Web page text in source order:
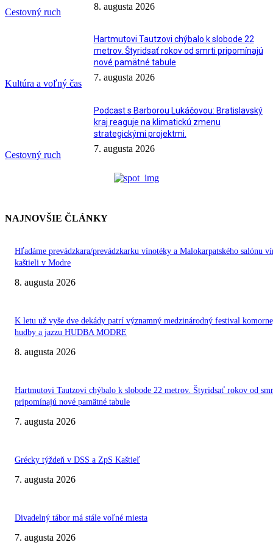
Cestovný ruch
8. augusta 2026
Kultúra a voľný čas
Hartmutovi Tautzovi chýbalo k slobode 22
metrov. Štyridsať rokov od smrti pripomínajú
nové pamätné tabule
7. augusta 2026
Cestovný ruch
Podcast s Barborou Lukáčovou: Bratislavský
kraj reaguje na klimatickú zmenu
strategickými projektmi.
7. augusta 2026
NAJNOVŠIE ČLÁNKY
Hľadáme prevádzkara/prevádzkarku vínotéky a Malokarpatského salónu
kaštieli v Modre
8. augusta 2026
K letu už vyše dve dekády patrí významný medzinárodný festival
hudby a jazzu HUDBA MODRE
8. augusta 2026
Hartmutovi Tautzovi chýbalo k slobode 22 metrov. Štyridsať rokov od
pripomínajú nové pamätné tabule
7. augusta 2026
Grécky týždeň v DSS a ZpS Kaštieľ
7. augusta 2026
Divadelný tábor má stále voľné miesta
7. augusta 2026